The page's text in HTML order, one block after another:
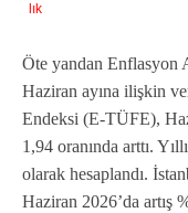
lık
Öte yandan Enflasyon
Haziran ayına ilişkin
Endeksi (E-TÜFE),
1,94 oranında arttı.
olarak hesaplandı.
Haziran 2026’da artış